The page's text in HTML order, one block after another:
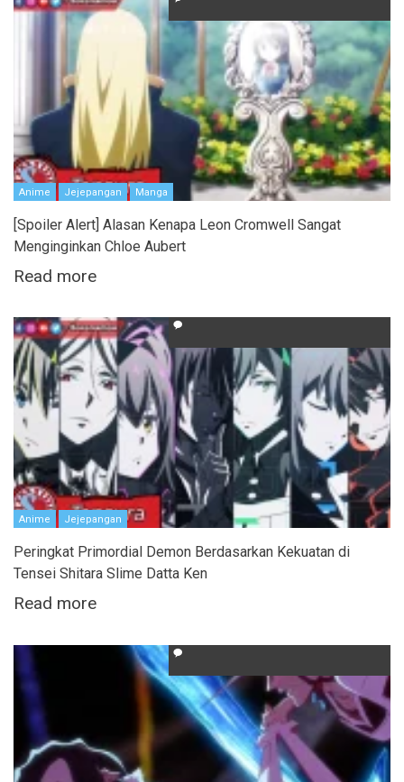
Anime Jejepangan Manga
[Spoiler Alert] Alasan Kenapa Leon Cromwell Sangat
Menginginkan Chloe Aubert
Read more
Anime Jejepangan
Peringkat Primordial Demon Berdasarkan Kekuatan di
Tensei Shitara Slime Datta Ken
Read more